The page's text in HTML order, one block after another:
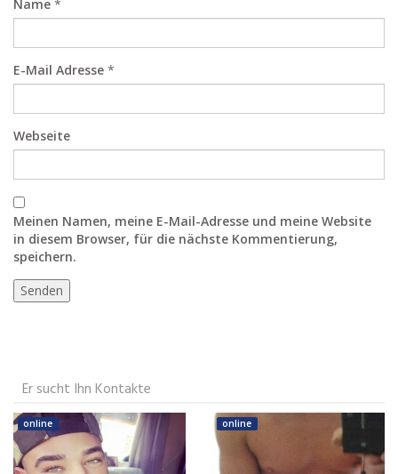
Name *
E-Mail Adresse *
Webseite
Meinen Namen, meine E-Mail-Adresse und meine Website
in diesem Browser, für die nächste Kommentierung,
speichern.
Er sucht Ihn Kontakte
online online